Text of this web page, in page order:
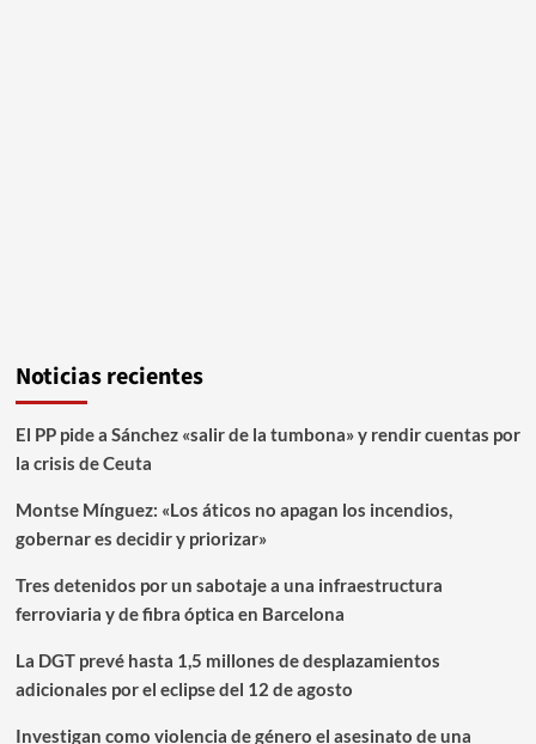
Noticias recientes
El PP pide a Sánchez «salir de la tumbona» y rendir cuentas por
la crisis de Ceuta
Montse Mínguez: «Los áticos no apagan los incendios,
gobernar es decidir y priorizar»
Tres detenidos por un sabotaje a una infraestructura
ferroviaria y de fibra óptica en Barcelona
La DGT prevé hasta 1,5 millones de desplazamientos
adicionales por el eclipse del 12 de agosto
Investigan como violencia de género el asesinato de una